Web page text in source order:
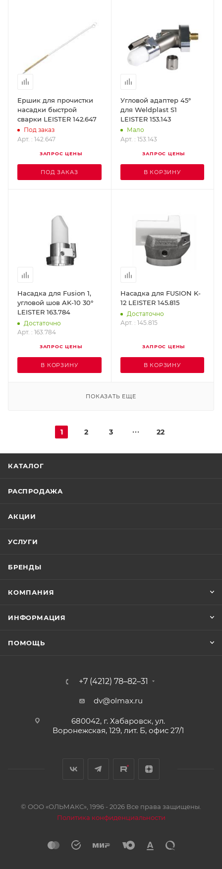
Ершик для прочистки
насадки быстрой
сварки LEISTER 142.647
Под заказ
Арт. : 142.647
ЗАПРОС ЦЕНЫ
ПОД ЗАКАЗ
Угловой адаптер 45°
для Weldplast S1
LEISTER 153.143
Мало
Арт. : 153.143
ЗАПРОС ЦЕНЫ
В КОРЗИНУ
Насадка для Fusion 1,
угловой шов AK-10 30°
LEISTER 163.784
Достаточно
Арт. : 163.784
ЗАПРОС ЦЕНЫ
В КОРЗИНУ
Насадка для FUSION K-
12 LEISTER 145.815
Достаточно
Арт. : 145.815
ЗАПРОС ЦЕНЫ
В КОРЗИНУ
ПОКАЗАТЬ ЕЩЕ
1 2 3 22
КАТАЛОГ
РАСПРОДАЖА
АКЦИИ
УСЛУГИ
БРЕНДЫ
КОМПАНИЯ
ИНФОРМАЦИЯ
ПОМОЩЬ
+7 (4212) 78–82–31
dv@olmax.ru
680042, г. Хабаровск, ул.
Воронежская, 129, лит. Б, офис 27/1
© ООО «ОЛЬМАКС», 1996 - 2026 Все права защищены.
Политика конфиденциальности